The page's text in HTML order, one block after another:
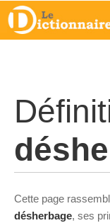
Cette page
désherbage, ses